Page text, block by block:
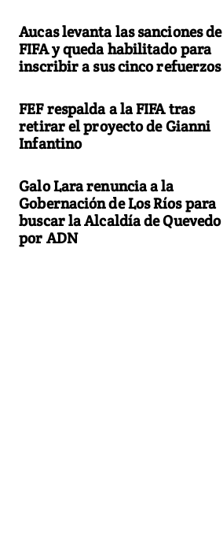
Aucas levanta las sanciones de
FIFA y queda habilitado para
inscribir a sus cinco refuerzos
FEF respalda a la FIFA tras
retirar el proyecto de Gianni
Infantino
Galo Lara renuncia a la
Gobernación de Los Ríos para
buscar la Alcaldía de Quevedo
por ADN